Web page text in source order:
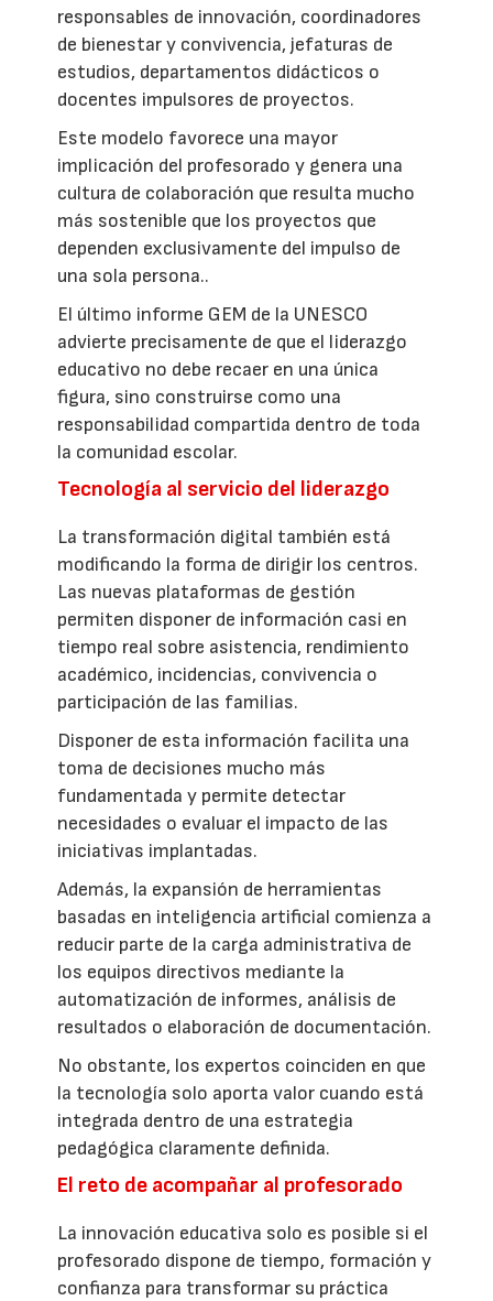
responsables de innovación, coordinadores
de bienestar y convivencia, jefaturas de
estudios, departamentos didácticos o
docentes impulsores de proyectos.
Este modelo favorece una mayor
implicación del profesorado y genera una
cultura de colaboración que resulta mucho
más sostenible que los proyectos que
dependen exclusivamente del impulso de
una sola persona..
El último informe GEM de la UNESCO
advierte precisamente de que el liderazgo
educativo no debe recaer en una única
figura, sino construirse como una
responsabilidad compartida dentro de toda
la comunidad escolar.
Tecnología al servicio del liderazgo
La transformación digital también está
modificando la forma de dirigir los centros.
Las nuevas plataformas de gestión
permiten disponer de información casi en
tiempo real sobre asistencia, rendimiento
académico, incidencias, convivencia o
participación de las familias.
Disponer de esta información facilita una
toma de decisiones mucho más
fundamentada y permite detectar
necesidades o evaluar el impacto de las
iniciativas implantadas.
Además, la expansión de herramientas
basadas en inteligencia artificial comienza a
reducir parte de la carga administrativa de
los equipos directivos mediante la
automatización de informes, análisis de
resultados o elaboración de documentación.
No obstante, los expertos coinciden en que
la tecnología solo aporta valor cuando está
integrada dentro de una estrategia
pedagógica claramente definida.
El reto de acompañar al profesorado
La innovación educativa solo es posible si el
profesorado dispone de tiempo, formación y
confianza para transformar su práctica